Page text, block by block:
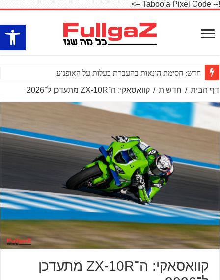
פתח
!-- Taboola Pixel Code -->
חדש: חסימת הונאות בהעברת בעלות על האופנוע
דף הבית / חדשות / קוואסאקי: ה־ZX-10R מתעדכן ל־2026
קוואסאקי: ה־ZX-10R מתעדכן